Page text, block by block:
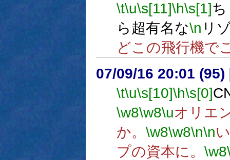
\t\u\s[11]\h\s[1]
ら超有名な\n リ
どこの飛行機で
07/09/16 20:01 (95)
\t\u\s[10]\h\s[0]
\w8\w8\uオリエ
か。 \w8\w8\n\n
プの資本に。 \w8